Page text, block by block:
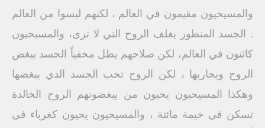
والمسيحيون مقيمون في العالم ، لكنهم ليسوا من العالم
. الجسد المنظور يغلف الروح التي لا ترى، والمسيحيون
كائنون في العالم، لكن صلاحهم يظل مخفياً الجسد يبغض
الروح ويحاربها ، لكن الروح تحب الجسد الذي يبغضها
وهكذا المسيحيون يحبون من يبغضونهم الروح الخالدة
تسكن في خيمة مائتة ، والمسيحيون يحيون كغرباء في